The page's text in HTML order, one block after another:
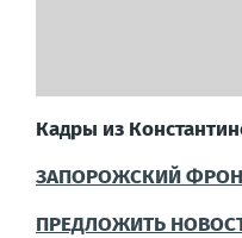
Кадры из
ЗАПОРОЖСКИЙ
ПРЕДЛОЖИТЬ